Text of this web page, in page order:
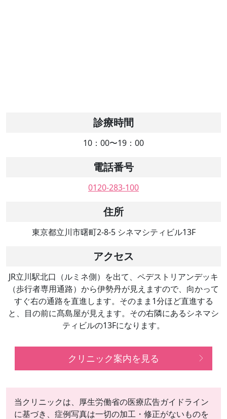
診療時間
10：00〜19：00
電話番号
0120-283-100
住所
東京都立川市曙町2-8-5 シネマシティビル13F
アクセス
JR立川駅北口（ルミネ側）を出て、ペデストリアンデッキ
（歩行者専用通路）から伊勢丹が見えますので、向かって
すぐ右の通路を直進します。そのまま1分ほど直進する
と、目の前に髙島屋が見えます。その右隣にあるシネマシ
ティビルの13Fになります。
クリニック案内を見る
当クリニックは、厚生労働省の医療広告ガイドライン
に基づき、症例写真は一切の加工・修正がないものを